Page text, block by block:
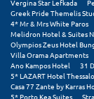
Τήνος
Τολό
Τριζόνια
Vergina Star Lefkada
Greek Pride Themelis
4* Mr & Mrs White Paros
Melidron Hotel & Suites
Olympios Zeus Hotel
Villa Orama Apartments
Ano Kampos Hotel
31
5* LAZART Hotel
Casa 77 Zante by Karras
5* Porto Kea Suites